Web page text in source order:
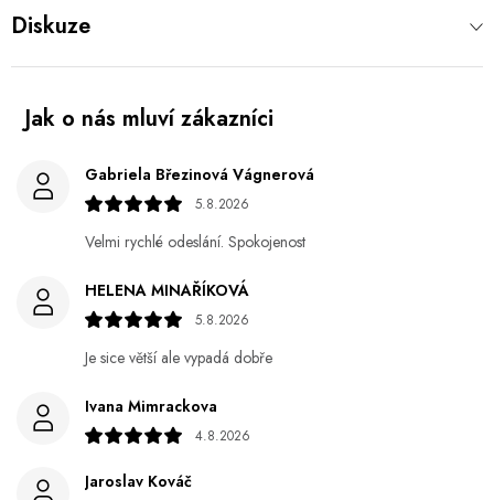
Diskuze
Gabriela Březinová Vágnerová
5.8.2026
Velmi rychlé odeslání. Spokojenost
HELENA MINAŘÍKOVÁ
5.8.2026
Je sice větší ale vypadá dobře
Ivana Mimrackova
4.8.2026
Jaroslav Kováč